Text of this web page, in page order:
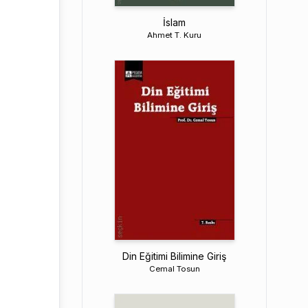
İslam
Ahmet T. Kuru
Din Eğitimi Bilimine Giriş
Cemal Tosun